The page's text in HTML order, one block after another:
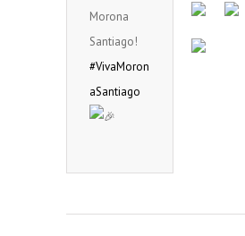
Morona
Santiago!
#VivaMoron
aSantiago